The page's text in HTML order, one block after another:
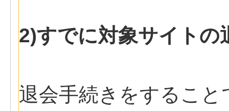
2)すでに対象サイトの
退会手続きをするこ